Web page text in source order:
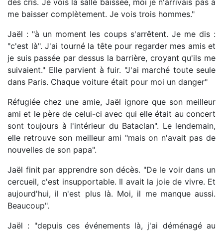
des cris. Je vois la salle baissée, moi je n'arrivais pas à
me baisser complètement. Je vois trois hommes."
Jaël : "à un moment les coups s'arrêtent. Je me dis :
"c'est là". J'ai tourné la tête pour regarder mes amis et
je suis passée par dessus la barrière, croyant qu'ils me
suivaient." Elle parvient à fuir. "J'ai marché toute seule
dans Paris. Chaque voiture était pour moi un danger"
Réfugiée chez une amie, Jaël ignore que son meilleur
ami et le père de celui-ci avec qui elle était au concert
sont toujours à l'intérieur du Bataclan". Le lendemain,
elle retrouve son meilleur ami "mais on n'avait pas de
nouvelles de son papa".
Jaël finit par apprendre son décès. "De le voir dans un
cercueil, c'est insupportable. Il avait la joie de vivre. Et
aujourd'hui, il n'est plus là. Moi, il me manque aussi.
Beaucoup".
Jaël : "depuis ces événements là, j'ai déménagé au